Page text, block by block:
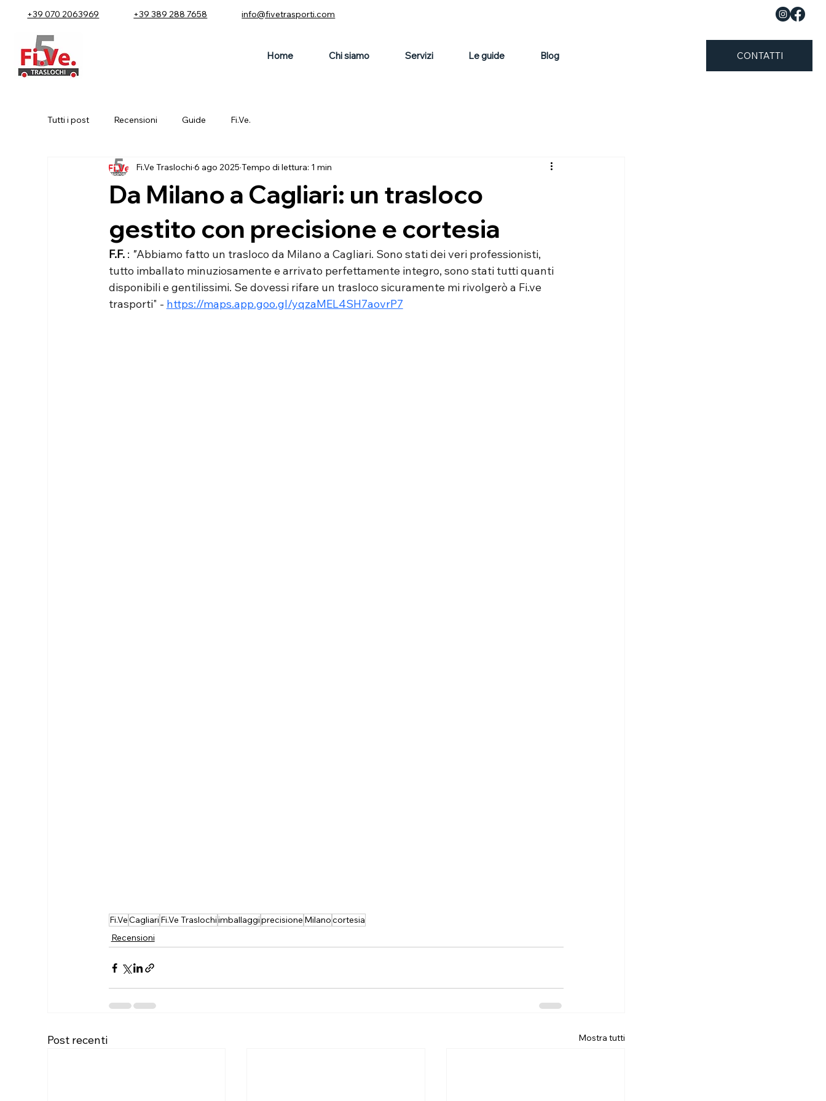
Home Chi siamo Servizi Le guide Blog CONTATTI
+39 070 2063969 info@fivetrasporti.com
+39 389 288 7658
Tutti i post Recensioni Guide Fi.Ve.
Da Milano a Cagliari: un trasloco
gestito con precisione e cortesia
Fi.Ve Traslochi 6 ago 2025 Tempo di lettura: 1 min
F.F. : "Abbiamo fatto un trasloco da Milano a Cagliari. Sono stati dei veri professionisti,
tutto imballato minuziosamente e arrivato perfettamente integro, sono stati tutti quanti
disponibili e gentilissimi. Se dovessi rifare un trasloco sicuramente mi rivolgerò a Fi.ve
trasporti" - https://maps.app.goo.gl/yqzaMEL4SH7aovrP7
Fi.VeCagliari Fi.Ve Traslochiimballaggiprecisione Milanocortesia
Recensioni
Post recenti Mostra tutti